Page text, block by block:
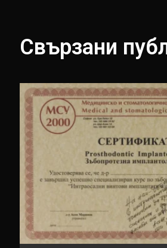
Свързани